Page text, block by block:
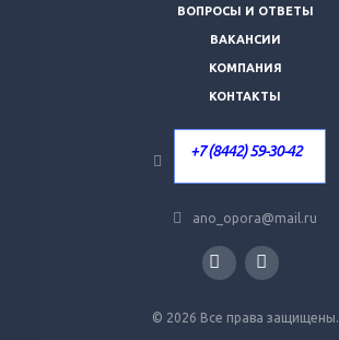
© 2026 Все права защищены.
ВОПРОСЫ И ОТВЕТЫ
ВАКАНСИИ
КОМПАНИЯ
КОНТАКТЫ
+7 (8442) 59-30-42
ano_opora@mail.ru